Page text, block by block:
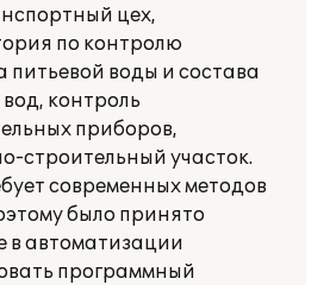
цех,
по контролю
питьевой воды и состава
контроль
приборов,
строительный участок.
современных методов
было принято
в автоматизации
программный